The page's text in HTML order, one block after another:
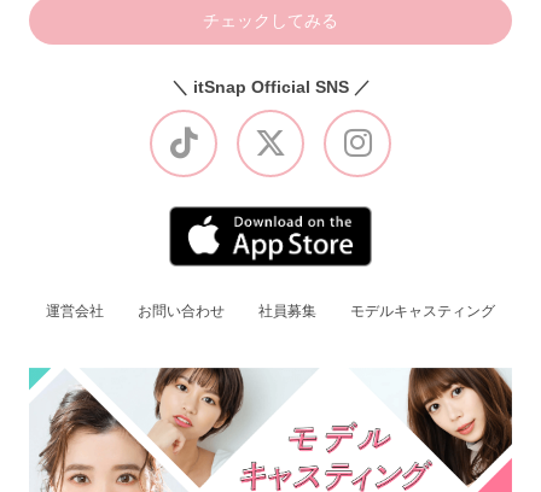
チェックしてみる
＼ itSnap Official SNS ／
運営会社 お問い合わせ 社員募集 モデルキャスティング